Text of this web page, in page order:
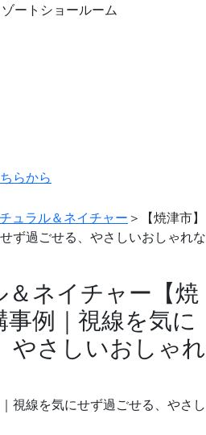
ートショールーム
らから
ュラル＆ネイチャー ＞
【焼津市】
ず過ごせる、やさしいおしゃれな
＆ネイチャー 【焼
例｜視線を気に
やさしいおしゃれ